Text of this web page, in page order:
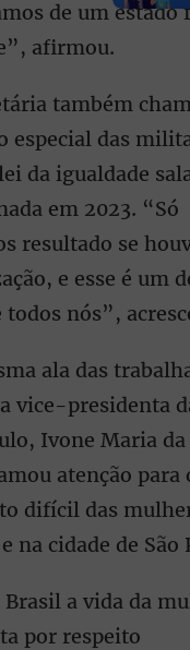
de um estado
afirmou.
também
especial das
da igualdade
em 2023. “Só
resultado se
e esse é um
todos nós”,
ala das
vice-presidenta
Ivone Maria
atenção para
difícil das
na cidade de São
Brasil a vida da
por respeito